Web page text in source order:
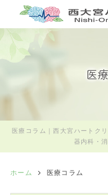
医
医療コラム｜西大宮ハートク
器内科・
ホーム 医療コラム